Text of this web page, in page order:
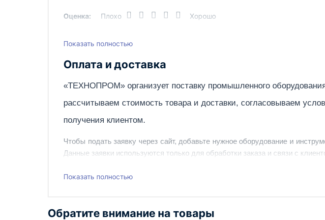
Производительность (л/ч)
Вес, кг
Оценка: Плохо Хорошо
Написать отзыв
Показать полностью
Оплата и доставка
«ТЕХНОПРОМ» организует поставку промышленного
рассчитываем стоимость товара и доставки, согласовываем
получения клиентом.
Чтобы подать заявку через сайт, добавьте нужное оборудование и
Данные заявки используются только для обработки заказа и связи с
Наш сотрудник свяжется с вами, чтобы подтвердить заявку, уточнить
Показать полностью
Обратите внимание на товары